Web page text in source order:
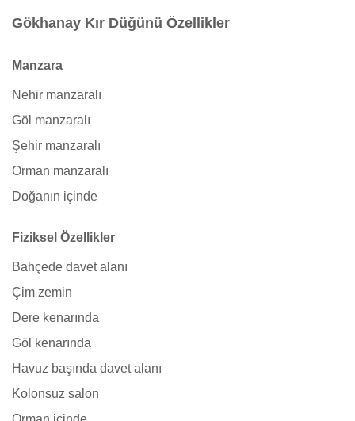
Gökhanay Kır Düğünü Özellikler
Manzara
Nehir manzaralı
Göl manzaralı
Şehir manzaralı
Orman manzaralı
Doğanın içinde
Fiziksel Özellikler
Bahçede davet alanı
Çim zemin
Dere kenarında
Göl kenarında
Havuz başında davet alanı
Kolonsuz salon